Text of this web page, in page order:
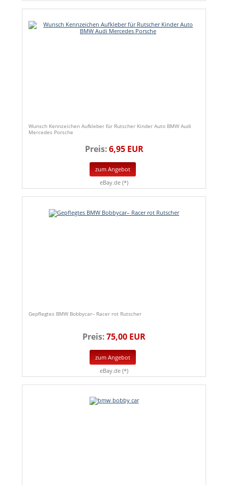
Wunsch Kennzeichen Aufkleber für Rutscher Kinder Auto BMW Audi
Mercedes Porsche
Preis:6,95 EUR
zum Angebot
eBay.de (*)
Gepflegtes BMW Bobbycar– Racer rot Rutscher
Preis:75,00 EUR
zum Angebot
eBay.de (*)